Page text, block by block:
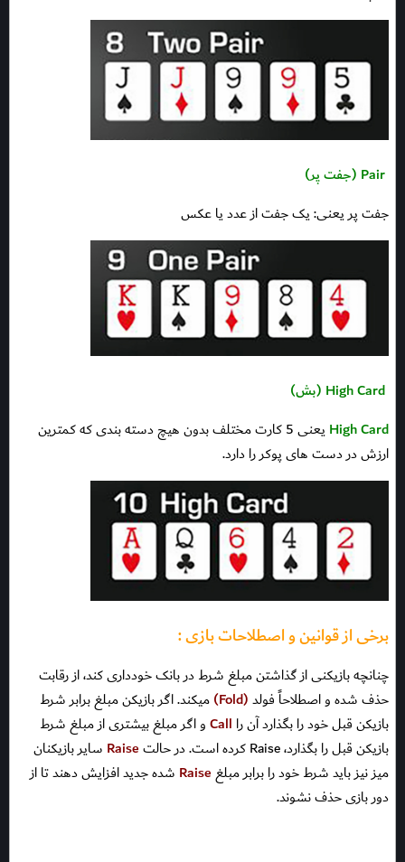
جفت پر یعنی: یک جفت از عدد یا عکس
High Card
یعنی 5 کارت مختلف بدون هیچ دسته بندی که کمترین
ارزش در دست های پوکر را دارد.
برخی از قوانین و اصطلاحات بازی :
چنانچه بازیکنی از گذاشتن مبلغ شرط در بانک خودداری کند، از رقابت
حذف شده و اصطلاحاً فولد(Fold)
میکند. اگر بازیکن مبلغ برابر شرط
بازیکن قبل خود را بگذارد آن را
و اگر مبلغ بیشتری از مبلغ شرط
بازیکن قبل را بگذارد، Raise کرده است. در حالت
Raise سایر بازیکنان
میز نیز باید شرط خود را برابر مبلغ Raise شده جدید افزایش دهند تا از
دور بازی حذف نشوند.